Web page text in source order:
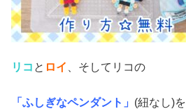
リコ と ロイ 、そしてリコの
「ふしぎなペンダント」 (紐なし)を